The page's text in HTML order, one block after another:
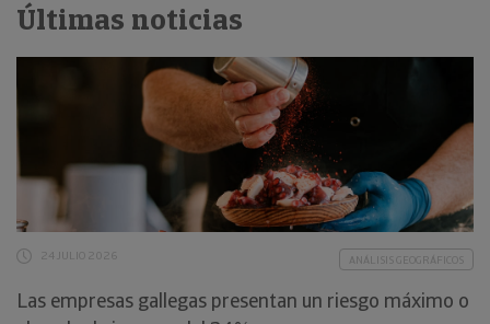
Últimas noticias
24 JULIO 2026 ANÁLISIS GEOGRÁFICOS
Las empresas gallegas presentan un riesgo máximo o